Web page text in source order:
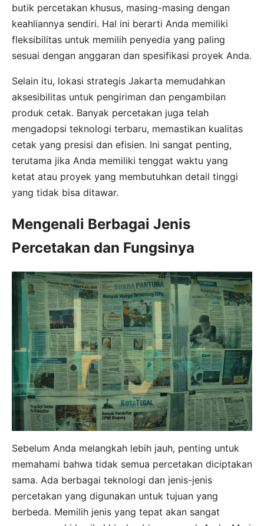
butik percetakan khusus, masing-masing dengan
keahliannya sendiri. Hal ini berarti Anda memiliki
fleksibilitas untuk memilih penyedia yang paling
sesuai dengan anggaran dan spesifikasi proyek Anda.
Selain itu, lokasi strategis Jakarta memudahkan
aksesibilitas untuk pengiriman dan pengambilan
produk cetak. Banyak percetakan juga telah
mengadopsi teknologi terbaru, memastikan kualitas
cetak yang presisi dan efisien. Ini sangat penting,
terutama jika Anda memiliki tenggat waktu yang
ketat atau proyek yang membutuhkan detail tinggi
yang tidak bisa ditawar.
Mengenali Berbagai Jenis
Percetakan dan Fungsinya
Sebelum Anda melangkah lebih jauh, penting untuk
memahami bahwa tidak semua percetakan diciptakan
sama. Ada berbagai teknologi dan jenis-jenis
percetakan yang digunakan untuk tujuan yang
berbeda. Memilih jenis yang tepat akan sangat